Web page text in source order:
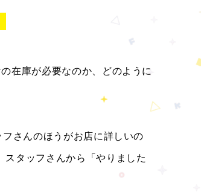
在庫が必要なのか、どのように
さんのほうがお店に詳しいの
タッフさんから「やりました